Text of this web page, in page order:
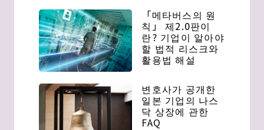
「메타버스의 원
칙」 제2.0판이
란? 기업이 알아야
할 법적 리스크와
활용법 해설
변호사가 공개한
일본 기업의 나스
닥 상장에 관한
FAQ